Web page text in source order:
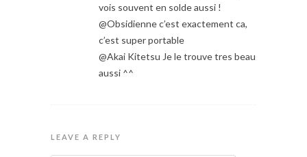
vois souvent en solde aussi !
@Obsidienne c’est exactement ca,
c’est super portable
@Akai Kitetsu Je le trouve tres beau
aussi ^^
LEAVE A REPLY